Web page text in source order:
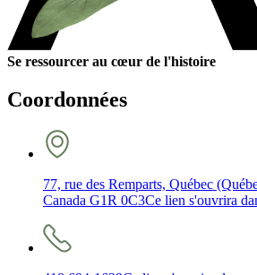
Se ressourcer au cœur de l'histoire
Coordonnées
77, rue des Remparts, Québec
Canada G1R 0C3Ce lien s'ouvrira